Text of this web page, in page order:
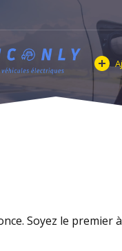
Soyez le premier à